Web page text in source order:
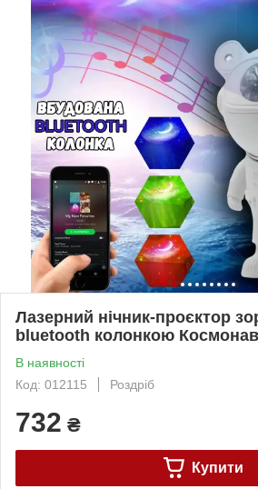
Лазерний нічник-проєктор
bluetooth колонкою
В наявності
Код: 012115
Роздріб
732 ₴
Купити